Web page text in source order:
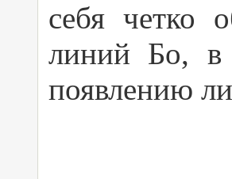
себя четко
линий Бо, в
появлению